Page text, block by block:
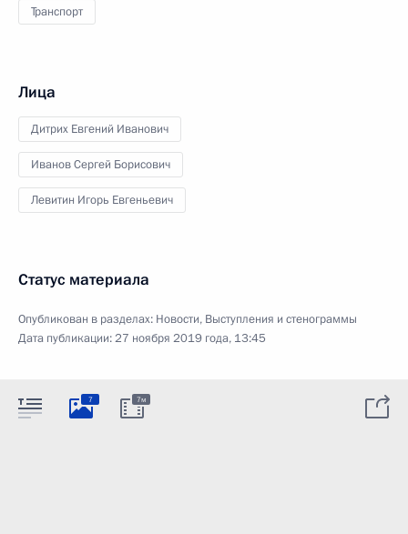
Транспорт
Лица
Дитрих Евгений Иванович
Иванов Сергей Борисович
Левитин Игорь Евгеньевич
Статус материала
Опубликован в разделах: Новости, Выступления и стенограммы
Дата публикации:27 ноября 2019 года, 13:45
7 7м